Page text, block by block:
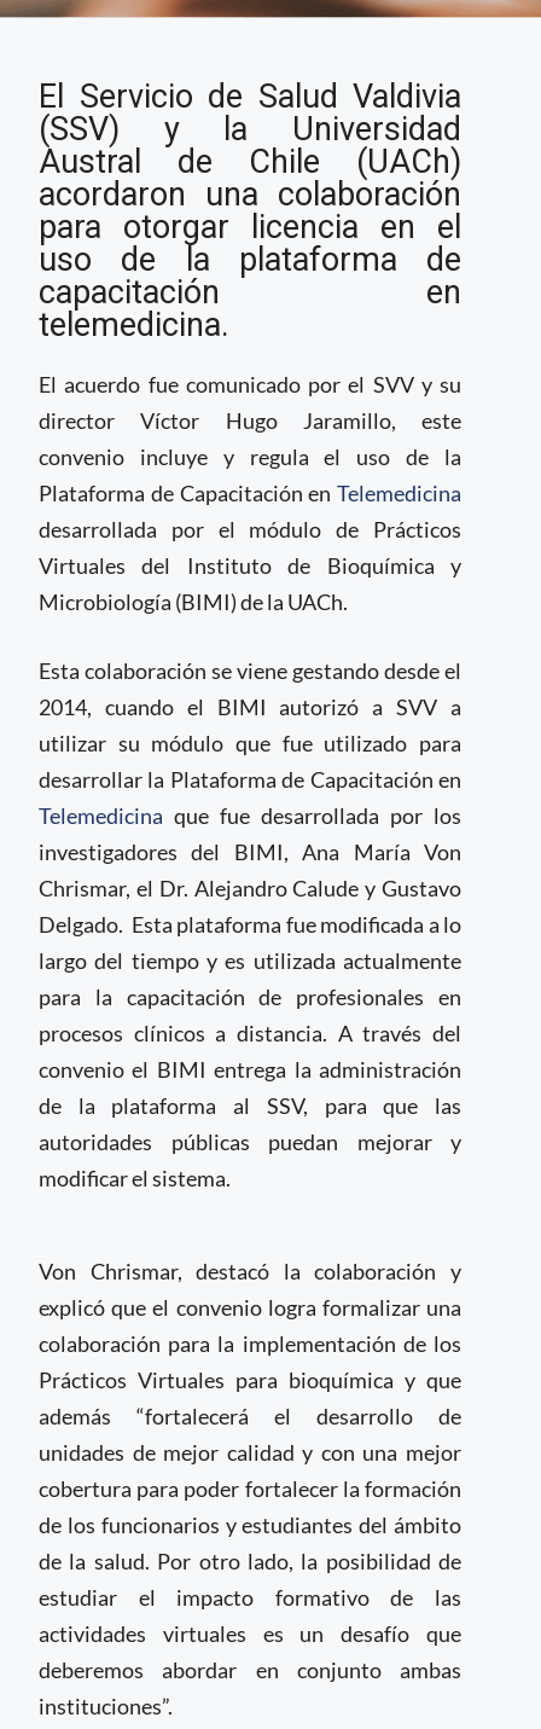
Valdivia, Chile
colaboran con
universidad para
promover el uso de
telemedicina
El Servicio de Salud Valdivia
(SSV) y la Universidad
Austral de Chile (UACh)
acordaron una colaboración
para otorgar licencia en el
uso de la plataforma de
capacitación en
telemedicina.
El acuerdo fue comunicado por el SVV y su
director Víctor Hugo Jaramillo, este
convenio incluye y regula el uso de la
Plataforma de Capacitación en Telemedicina
desarrollada por el módulo de Prácticos
Virtuales del Instituto de Bioquímica y
Microbiología (BIMI) de la UACh.
Esta colaboración se viene gestando desde el
2014, cuando el BIMI autorizó a SVV a
utilizar su módulo que fue utilizado para
desarrollar la Plataforma de Capacitación en
Telemedicina que fue desarrollada por los
investigadores del BIMI, Ana María Von
Chrismar, el Dr. Alejandro Calude y Gustavo
Delgado. Esta plataforma fue modificada a lo
largo del tiempo y es utilizada actualmente
para la capacitación de profesionales en
procesos clínicos a distancia. A través del
convenio el BIMI entrega la administración
de la plataforma al SSV, para que las
autoridades públicas puedan mejorar y
modificar el sistema.
Von Chrismar, destacó la colaboración y
explicó que el convenio logra formalizar una
colaboración para la implementación de los
Prácticos Virtuales para bioquímica y que
además “fortalecerá el desarrollo de
unidades de mejor calidad y con una mejor
cobertura para poder fortalecer la formación
de los funcionarios y estudiantes del ámbito
de la salud. Por otro lado, la posibilidad de
estudiar el impacto formativo de las
actividades virtuales es un desafío que
deberemos abordar en conjunto ambas
instituciones”.